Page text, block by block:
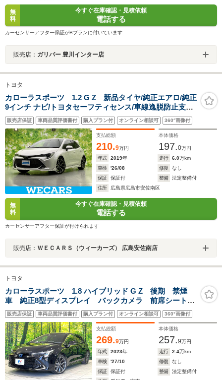
無
料
今すぐ在庫確認・見積依頼
電話する
カーセンサーアフター保証がBプランに付いています
販売店： ガリバー 豊川インター店
トヨタ
カローラスポーツ 1.2 G Z 新品タイヤ/純正エアロ/純正
9インチ ナビ/トヨタセーフティセンス/車線逸脱防止支援
システム/ドライブレコーダー 社外/ヘッドランプ
LED/Bluetooth接続/ETC
販売店保証 車両品質評価書付 購入プラン付 オンライン相談可 360°画像付
支払総額
210.9万円
本体価格
197.0万円
年式
2019年 走行 6.0万km
車検
'26/08 修復
なし
保証
保証付 整備
法定整備付
住所
広島県広島市安佐南区
無
料
今すぐ在庫確認・見積依頼
電話する
カーセンサーアフター保証が付けられます
販売店： ＷＥＣＡＲＳ（ウィーカーズ） 広島安佐南店
トヨタ
カローラスポーツ 1.8 ハイブリッド G Z 後期 禁煙
車 純正8型ディスプレイ バックカメラ 前席シートヒ
ーター 電子パーキングブレーキ 衝突被害軽減システ
ム レーダークルーズ 車線逸脱警報 ETC ドライブ
レコーダー オートエアコン
販売店保証 車両品質評価書付 購入プラン付 オンライン相談可 360°画像付
支払総額
269.9万円
本体価格
257.9万円
年式
2023年 走行 2.4万km
車検
'27/10 修復
なし
保証
保証付 整備
法定整備付